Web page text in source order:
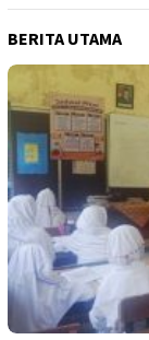
BERITA UTAMA